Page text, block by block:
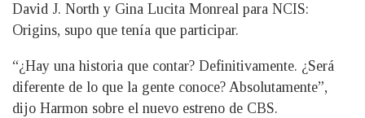
David J. North y Gina Lucita Monreal para NCIS:
Origins, supo que tenía que participar.
“¿Hay una historia que contar? Definitivamente. ¿Será
diferente de lo que la gente conoce? Absolutamente”,
dijo Harmon sobre el nuevo estreno de CBS.